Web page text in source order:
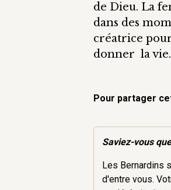
de Dieu. La
dans des
créatrice
donner la vie.
Pour partager
Saviez-vous
Les Bernardins
d'entre vous.